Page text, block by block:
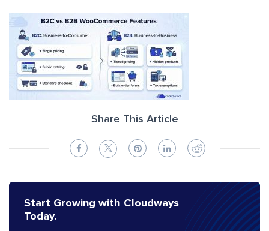
Share This Article
Start Growing with Cloudways
Today.